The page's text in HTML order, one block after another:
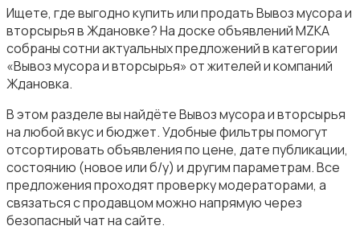
Уборка
Автоуслуги
Ищете, где выгодно купить или продать Вывоз мусора и
вторсырья в Ждановке? На доске объявлений MZKA
собраны сотни актуальных предложений в категории
«Вывоз мусора и вторсырья» от жителей и компаний
Ждановка.
В этом разделе вы найдёте Вывоз мусора и вторсырья
на любой вкус и бюджет. Удобные фильтры помогут
отсортировать объявления по цене, дате публикации,
состоянию (новое или б/у) и другим параметрам. Все
предложения проходят проверку модераторами, а
связаться с продавцом можно напрямую через
безопасный чат на сайте.